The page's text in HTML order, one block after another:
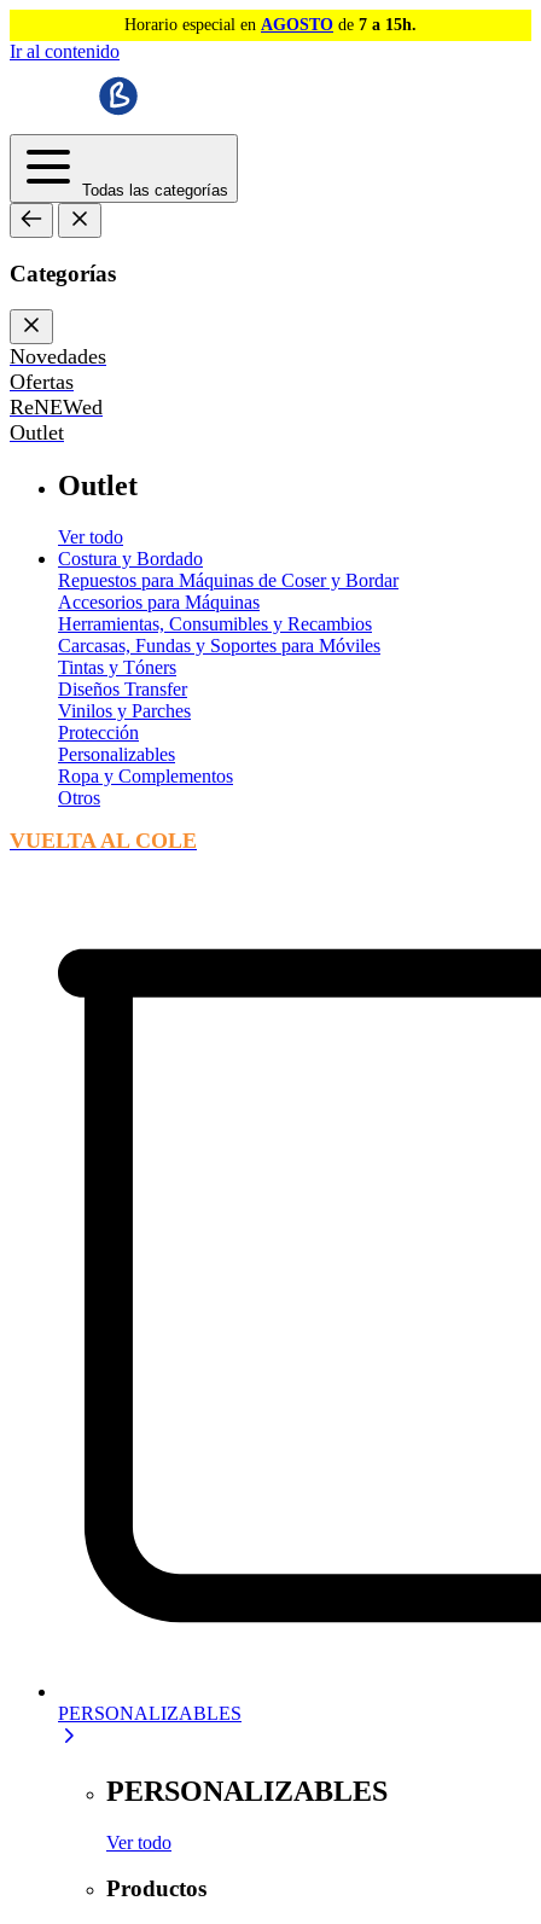
Horario especial en AGOSTO de 7 a 15h.
Ir al contenido
Todas las categorías
Categorías
Novedades
Ofertas
ReNEWed
Outlet
Outlet
Ver todo
Costura y Bordado
Repuestos para Máquinas de Coser y Bordar
Accesorios para Máquinas
Herramientas, Consumibles y Recambios
Carcasas, Fundas y Soportes para Móviles
Tintas y Tóners
Diseños Transfer
Vinilos y Parches
Protección
Personalizables
Ropa y Complementos
Otros
VUELTA AL COLE
PERSONALIZABLES
PERSONALIZABLES
Ver todo
Productos